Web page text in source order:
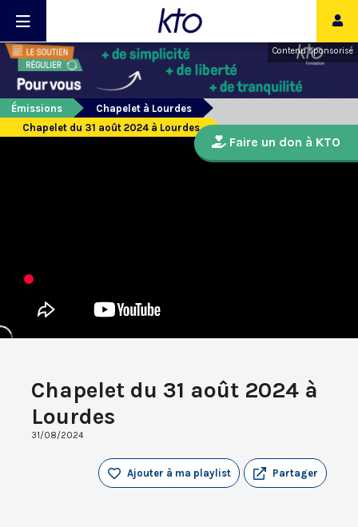
Contenu sponsorisé
Émissions
Chapelet à Lourdes
Chapelet du 31 août 2024 à Lourdes
Chapelet du 31 août 2024 à
Lourdes
31/08/2024
Partager
Ajouter à ma playlist
Faire un don à KTO